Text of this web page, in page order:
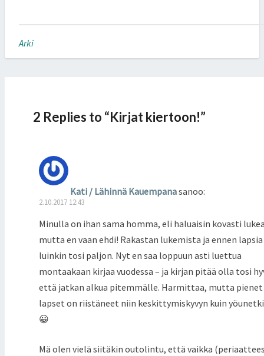
k
Arki
2 Replies to “Kirjat kiertoon!”
Kati / Lähinnä Kauempanasanoo:
2.10.2017 12:43
Minulla on ihan sama homma, eli haluaisin kovasti
mutta en vaan ehdi! Rakastan lukemista ja ennen lapsia
luinkin tosi paljon. Nyt en saa loppuun asti luettua
montaakaan kirjaa vuodessa – ja kirjan pitää olla tosi
että jatkan alkua pitemmälle. Harmittaa, mutta pienet
lapset on riistäneet niin keskittymiskyvyn kuin
😀
Mä olen vielä siitäkin outolintu, että vaikka